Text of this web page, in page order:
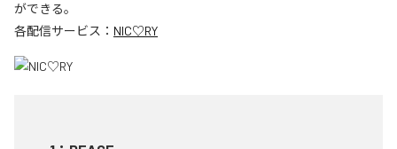
ができる。
各配信サービス： NIC♡RY